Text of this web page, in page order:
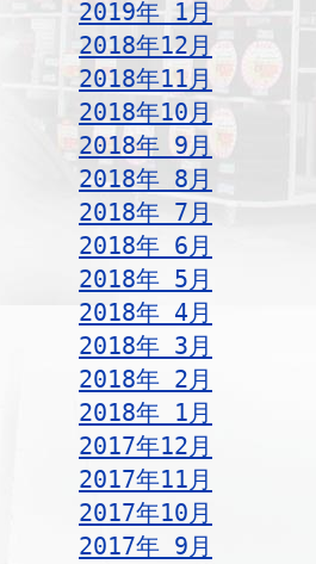
2019年 1月
2018年12月
2018年11月
2018年10月
2018年 9月
2018年 8月
2018年 7月
2018年 6月
2018年 5月
2018年 4月
2018年 3月
2018年 2月
2018年 1月
2017年12月
2017年11月
2017年10月
2017年 9月